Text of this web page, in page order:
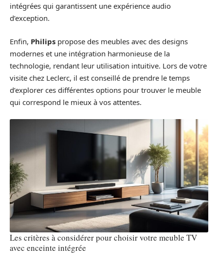
intégrées qui garantissent une expérience audio
d’exception.
Enfin, Philips propose des meubles avec des designs
modernes et une intégration harmonieuse de la
technologie, rendant leur utilisation intuitive. Lors de votre
visite chez Leclerc, il est conseillé de prendre le temps
d’explorer ces différentes options pour trouver le meuble
qui correspond le mieux à vos attentes.
Les critères à considérer pour choisir votre meuble TV
avec enceinte intégrée